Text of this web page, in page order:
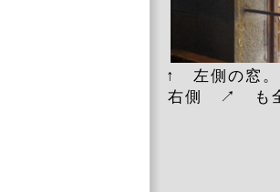
↑ 左側の
右側 ↗ も全